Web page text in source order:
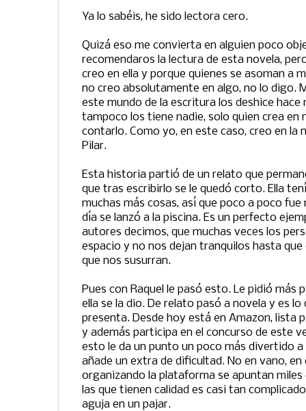
Ya lo sabéis, he sido lectora cero.
Quizá eso me convierta en alguien poco
recomendaros la lectura de esta novela,
creo en ella y porque quienes se asoman a
no creo absolutamente en algo, no lo digo.
este mundo de la escritura los deshice hace
tampoco los tiene nadie, solo quien crea en
contarlo. Como yo, en este caso, creo en la
Pilar.
Esta historia partió de un relato que
que tras escribirlo se le quedó corto. Ella
muchas más cosas, así que poco a poco fue
día se lanzó a la piscina. Es un perfecto
autores decimos, que muchas veces los
espacio y no nos dejan tranquilos hasta
que nos susurran.
Pues con Raquel le pasó esto. Le pidió más
ella se la dio. De relato pasó a novela y es lo
presenta. Desde hoy está en Amazon, lista
y además participa en el concurso de este
esto le da un punto un poco más divertido a
añade un extra de dificultad. No en vano, en
organizando la plataforma se apuntan
las que tienen calidad es casi tan
aguja en un pajar.